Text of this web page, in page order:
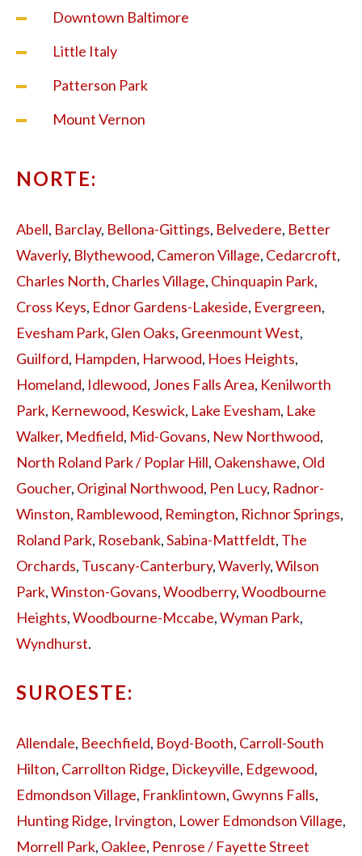
Downtown Baltimore
Little Italy
Patterson Park
Mount Vernon
NORTE:
Abell, Barclay, Bellona-Gittings, Belvedere, Better
Waverly, Blythewood, Cameron Village, Cedarcroft,
Charles North, Charles Village, Chinquapin Park,
Cross Keys, Ednor Gardens-Lakeside, Evergreen,
Evesham Park, Glen Oaks, Greenmount West,
Guilford, Hampden, Harwood, Hoes Heights,
Homeland, Idlewood, Jones Falls Area, Kenilworth
Park, Kernewood, Keswick, Lake Evesham, Lake
Walker, Medfield, Mid-Govans, New Northwood,
North Roland Park / Poplar Hill, Oakenshawe, Old
Goucher, Original Northwood, Pen Lucy, Radnor-
Winston, Ramblewood, Remington, Richnor Springs,
Roland Park, Rosebank,Sabina-Mattfeldt, The
Orchards, Tuscany-Canterbury,Waverly,Wilson
Park,Winston-Govans,Woodberry,Woodbourne
Heights,Woodbourne-Mccabe,Wyman Park,
Wyndhurst.
SUROESTE:
Allendale, Beechfield, Boyd-Booth, Carroll-South
Hilton, Carrollton Ridge, Dickeyville, Edgewood,
Edmondson Village, Franklintown, Gwynns Falls,
Hunting Ridge, Irvington, Lower Edmondson Village,
Morrell Park, Oaklee, Penrose / Fayette Street